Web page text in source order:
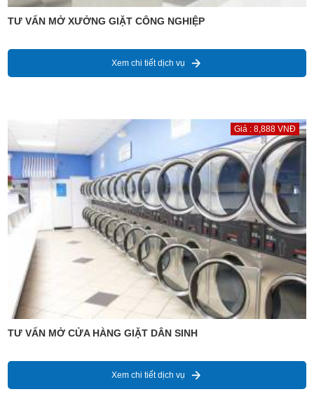
TƯ VẤN MỞ XƯỞNG GIẶT CÔNG NGHIỆP
Xem chi tiết dịch vụ
Giá : 8,888 VNĐ
TƯ VẤN MỞ CỬA HÀNG GIẶT DÂN SINH
Xem chi tiết dịch vụ